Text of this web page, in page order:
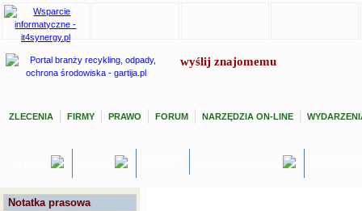
wyślij znajomemu
ZLECENIA FIRMY PRAWO FORUM NARZĘDZIA ON-LINE
Notatka prasowa